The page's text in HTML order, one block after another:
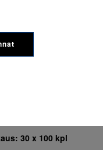
116
(3,2mm)
30 x 100 kpl